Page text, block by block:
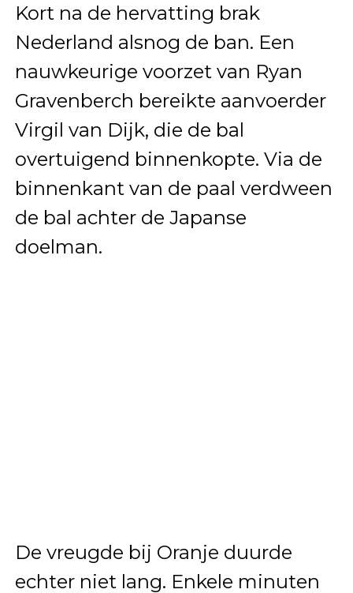
Kort na de hervatting brak
Nederland alsnog de ban. Een
nauwkeurige voorzet van Ryan
Gravenberch bereikte aanvoerder
Virgil van Dijk, die de bal
overtuigend binnenkopte. Via de
binnenkant van de paal verdween
de bal achter de Japanse
doelman.
De vreugde bij Oranje duurde
echter niet lang. Enkele minuten